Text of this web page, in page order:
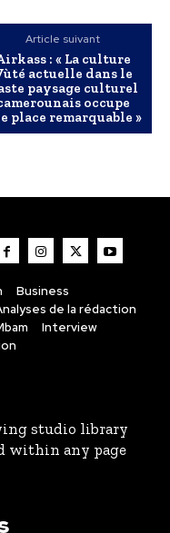
Article suivant
: « La culture
actuelle dans le
paysage culturel
occupe
place remarquable »
Business
de la rédaction
Interview
studio library
within any page